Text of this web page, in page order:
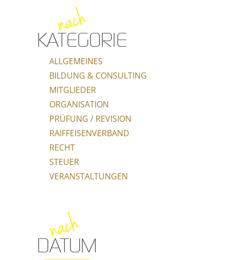
nach
KATEGORIE
ALLGEMEINES
BILDUNG & CONSULTING
MITGLIEDER
ORGANISATION
PRÜFUNG / REVISION
RAIFFEISENVERBAND
RECHT
STEUER
VERANSTALTUNGEN
nach
DATUM